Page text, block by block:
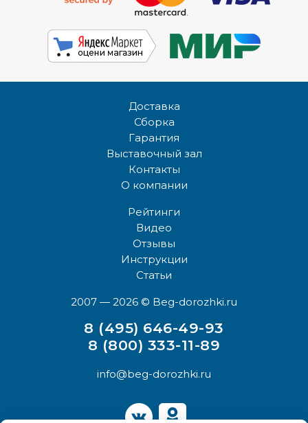
Доставка
Сборка
Гарантия
Выставочный зал
Контакты
О компании
Рейтинги
Видео
Отзывы
Инструкции
Статьи
2007 — 2026 © Beg-dorozhki.ru
8 (495) 646-49-93
8 (800) 333-11-89
info@beg-dorozhki.ru